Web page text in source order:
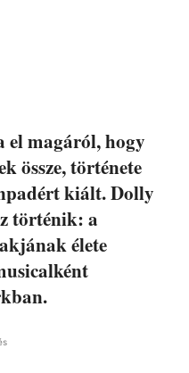
el magáról, hogy
össze, története
kiált. Dolly
történik: a
élete